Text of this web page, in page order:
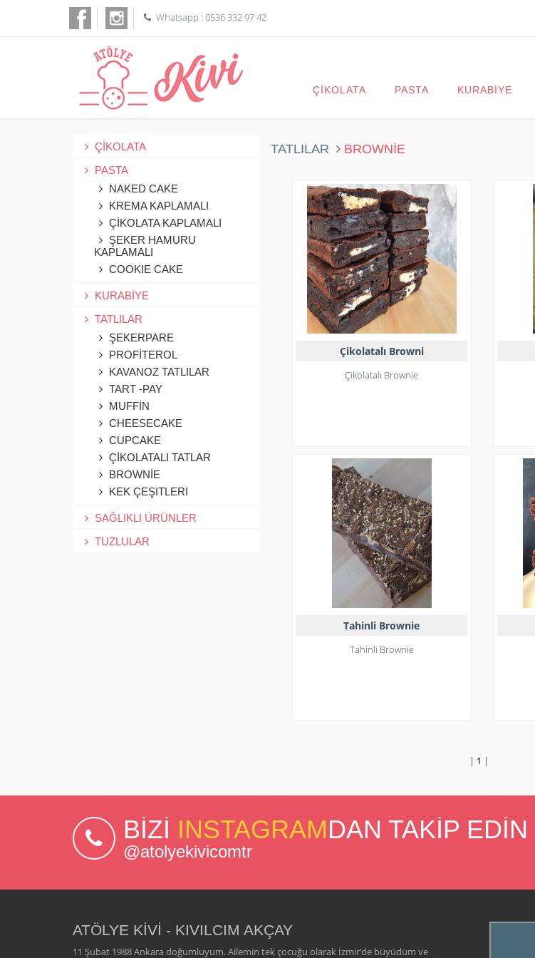
Whatsapp : 0536 332 97 42
ÇİKOLATA PASTA KURABİYE
ÇİKOLATA
PASTA
NAKED CAKE
KREMA KAPLAMALI
ÇİKOLATA KAPLAMALI
ŞEKER HAMURU
KAPLAMALI
COOKIE CAKE
KURABİYE
TATLILAR
ŞEKERPARE
PROFİTEROL
KAVANOZ TATLILAR
TART -PAY
MUFFİN
CHEESECAKE
CUPCAKE
ÇİKOLATALI TATLAR
BROWNİE
KEK ÇEŞITLERI
SAĞLIKLI ÜRÜNLER
TUZLULAR
TATLILAR BROWNİE
Çikolatalı Browni
Çikolatalı Brownie
Tahinli Brownie
Tahinli Brownie
| 1 |
BİZİ INSTAGRAMDAN TAKİP EDİN
@atolyekivicomtr
ATÖLYE KİVİ - KIVILCIM AKÇAY
11 Şubat 1988 Ankara doğumluyum. Ailemin tek çocuğu olarak İzmir’de büyüdüm ve